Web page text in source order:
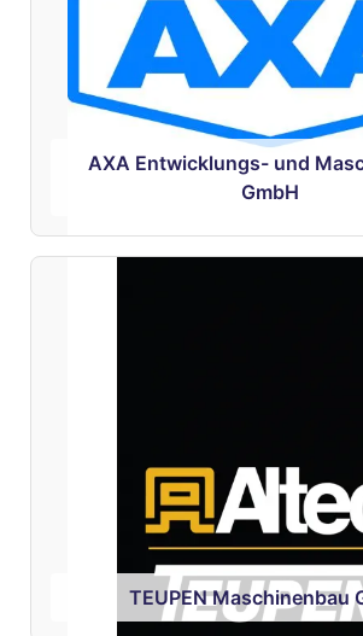
AXA Entwicklungs- und
GmbH
TEUPEN Maschinenbau